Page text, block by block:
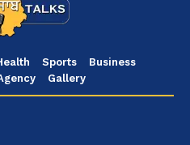
Sports
Business
Gallery